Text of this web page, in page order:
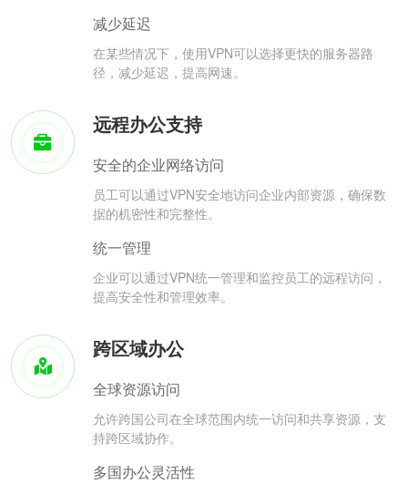
减少延迟
在某些情况下，使用VPN可以选择更快的服务器路
径，减少延迟，提高网速。
远程办公支持
安全的企业网络访问
员工可以通过VPN安全地访问企业内部资源，确保数
据的机密性和完整性。
统一管理
企业可以通过VPN统一管理和监控员工的远程访问，
提高安全性和管理效率。
跨区域办公
全球资源访问
允许跨国公司在全球范围内统一访问和共享资源，支
持跨区域协作。
多国办公灵活性